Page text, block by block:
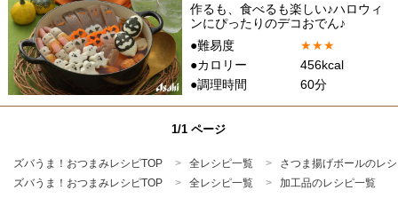
作るも、食べるも楽しい♪ハロウィ
ンにぴったりのデコおでん♪
●難易度
★★★
●カロリー
456kcal
●調理時間
60分
1/1 ページ
ズバうま！おつまみレシピTOP 全レシピ一覧
さつま揚げボールのレ
ズバうま！おつまみレシピTOP
全レシピ一覧 加工品のレシピ一覧